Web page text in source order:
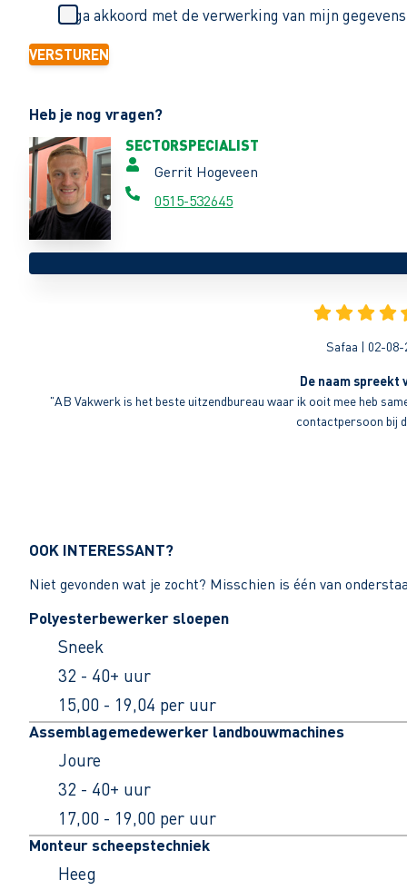
Ik ga akkoord met de verwerking van mijn
VERSTUREN
Heb je nog vragen?
SECTORSPECIALIST
Gerrit Hogeveen
0515-532645
Safaa | 02-08-
De naam spreekt
"AB Vakwerk is het beste uitzendbureau waar ik ooit mee heb
contactpersoon bij
OOK INTERESSANT?
Niet gevonden wat je zocht? Misschien is één van
Polyesterbewerker sloepen
Sneek
32 - 40+ uur
15,00 - 19,04 per uur
Assemblagemedewerker landbouwmachines
Joure
32 - 40+ uur
17,00 - 19,00 per uur
Monteur scheepstechniek
Heeg